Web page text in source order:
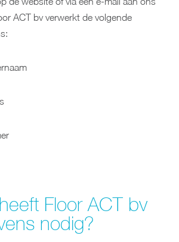
ACT bv verwerkt de volgende
Floor ACT bv
nodig?